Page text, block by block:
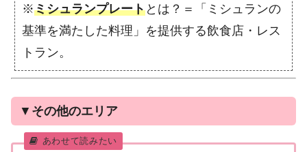
※ミシュランプレートとは？＝「ミシュランの
基準を満たした料理」を提供する飲食店・レス
トラン。
▼ その他のエリア